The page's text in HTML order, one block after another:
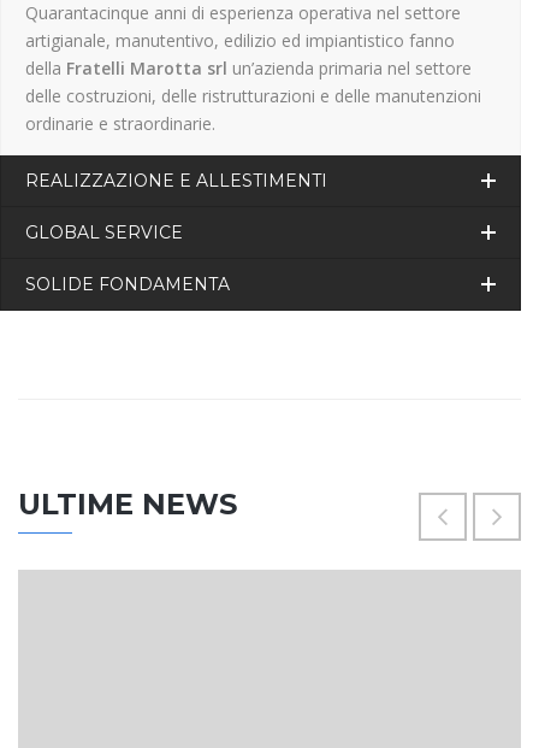
Quarantacinque anni di esperienza operativa nel settore
artigianale, manutentivo, edilizio ed impiantistico fanno
della Fratelli Marotta srl un’azienda primaria nel settore
delle costruzioni, delle ristrutturazioni e delle manutenzioni
ordinarie e straordinarie.
REALIZZAZIONE E ALLESTIMENTI
GLOBAL SERVICE
SOLIDE FONDAMENTA
ULTIME NEWS